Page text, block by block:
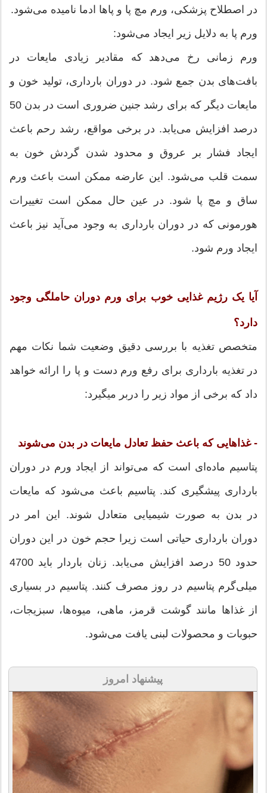
در اصطلاح پزشکی، ورم مچ پا و پاها ادما نامیده می‌شود.
ورم پا به دلایل زیر ایجاد می‌شود:
ورم زمانی رخ می‌دهد که مقادیر زیادی مایعات در
بافت‌های بدن جمع شود. در دوران بارداری، تولید خون و
مایعات دیگر که برای رشد جنین ضروری است در بدن 50
درصد افزایش می‌یابد. در برخی مواقع، رشد رحم باعث
ایجاد فشار بر عروق و محدود شدن گردش خون به
سمت قلب می‌شود. این عارضه ممکن است باعث ورم
ساق و مچ پا شود. در عین حال ممکن است تغییرات
هورمونی که در دوران بارداری به وجود می‌آید نیز باعث
ایجاد ورم شود.
آیا یک رژیم غذایی خوب برای ورم دوران حاملگی وجود
دارد؟
متخصص تغذیه با بررسی دقیق وضعیت شما نکات مهم
در تغذیه بارداری برای رفع ورم دست و پا را ارائه خواهد
داد که برخی از مواد زیر را دربر می­گیرد:
- غذاهایی که باعث حفظ تعادل مایعات در بدن می‌شوند
پتاسیم ماده‌ای است که می‌تواند از ایجاد ورم در دوران
بارداری پیشگیری کند. پتاسیم باعث می‌شود که مایعات
در بدن به صورت شیمیایی متعادل شوند. این امر در
دوران بارداری حیاتی است زیرا حجم خون در این دوران
حدود 50 درصد افزایش می‌یابد. زنان باردار باید 4700
میلی‌گرم پتاسیم در روز مصرف کنند. پتاسیم در بسیاری
از غذاها مانند گوشت قرمز، ماهی، میوه‌ها، سبزیجات،
حبوبات و محصولات لبنی یافت می‌شود.
پیشنهاد امروز